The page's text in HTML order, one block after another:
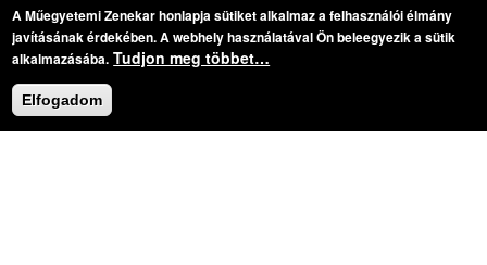
Legutóbbi felvételek
Koncert:2017. október - Mozart Requiem Pesterzsébeten
Mozart: Requiem
Mozart: Requiem
Previous
A Műegyetemi Zenekar honlapja sütiket alkalmaz a felhasználói élmány
javításának érdekében. A webhely használatával Ön beleegyezik a sütik
alkalmazásába. Tudjon meg többet…
Elfogadom